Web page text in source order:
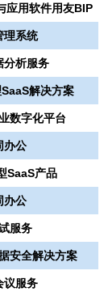
应用软件用友BIP
理系统
分析服务
解决方案
数字化平台
办公
SaaS产品
办公
服务
安全解决方案
议服务